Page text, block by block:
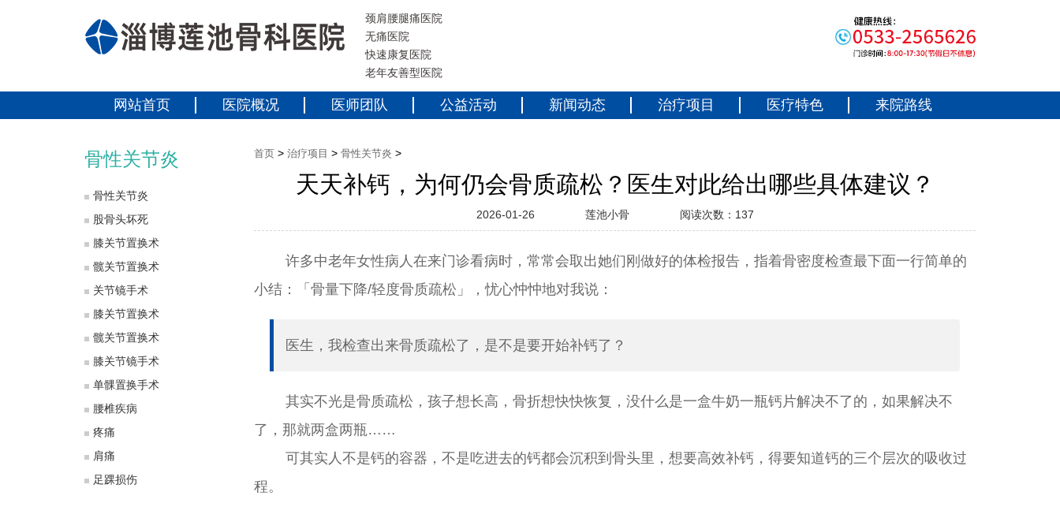
颈肩腰腿痛医院
无痛医院
快速康复医院
老年友善型医院
网站首页 医院概况 医师团队 公益活动 新闻动态 治疗项目 医疗特色 来院路线
骨性关节炎
骨性关节炎
股骨头坏死
膝关节置换术
髋关节置换术
关节镜手术
膝关节置换术
髋关节置换术
膝关节镜手术
单髁置换手术
腰椎疾病
疼痛
肩痛
足踝损伤
首页 > 治疗项目 > 骨性关节炎 >
天天补钙，为何仍会骨质疏松？医生对此给出哪些具体建议？
2026-01-26 莲池小骨 阅读次数： 137
许多中老年女性病人在来门诊看病时，常常会取出她们刚做好的体检报告，指着骨密度检查最下面一行简单的
小结：「骨量下降/轻度骨质疏松」，忧心忡忡地对我说：
医生，我检查出来骨质疏松了，是不是要开始补钙了？
其实不光是骨质疏松，孩子想长高，骨折想快快恢复，没什么是一盒牛奶一瓶钙片解决不了的，如果解决不
了，那就两盒两瓶……
可其实人不是钙的容器，不是吃进去的钙都会沉积到骨头里，想要高效补钙，得要知道钙的三个层次的吸收过
程。